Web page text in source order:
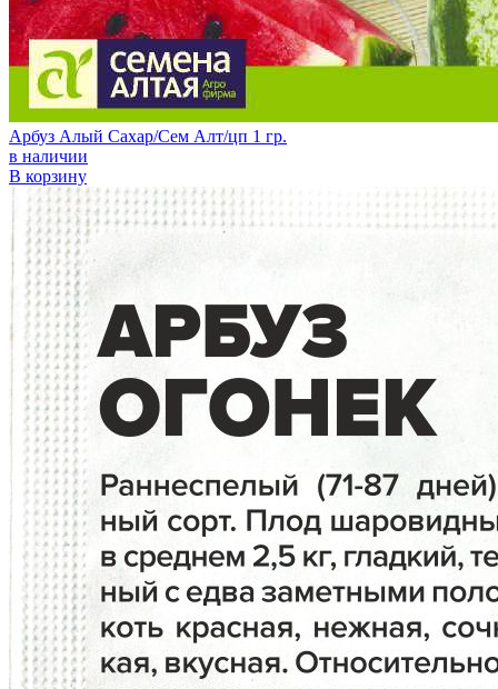
Арбуз Алый Сахар/Сем Алт/цп 1 гр.
в наличии
В корзину